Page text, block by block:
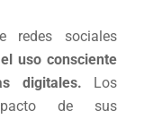
redes sociales
el uso consciente
digitales. Los
de sus